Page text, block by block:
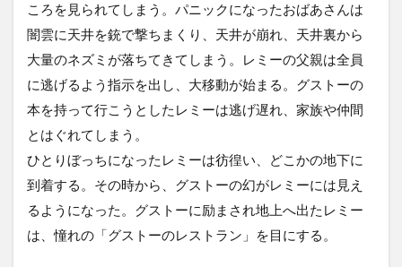
ころを見られてしまう。パニックになったおばあさんは
闇雲に天井を銃で撃ちまくり、天井が崩れ、天井裏から
大量のネズミが落ちてきてしまう。レミーの父親は全員
に逃げるよう指示を出し、大移動が始まる。グストーの
本を持って行こうとしたレミーは逃げ遅れ、家族や仲間
とはぐれてしまう。
ひとりぼっちになったレミーは彷徨い、どこかの地下に
到着する。その時から、グストーの幻がレミーには見え
るようになった。グストーに励まされ地上へ出たレミー
は、憧れの「グストーのレストラン」を目にする。